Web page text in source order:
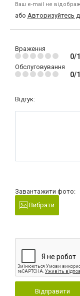
Ваш e-mail не
або Авторизуйтесь
Враження
0/
Обслуговування
0/
Відгук:
Завантажити фото:
Вибрати
Відправити